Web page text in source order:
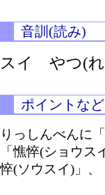
音訓(読み)
スイ やつ(
ポイントなど
りっしんべんに
「憔悴(ショウ
悴(ソウスイ)」、